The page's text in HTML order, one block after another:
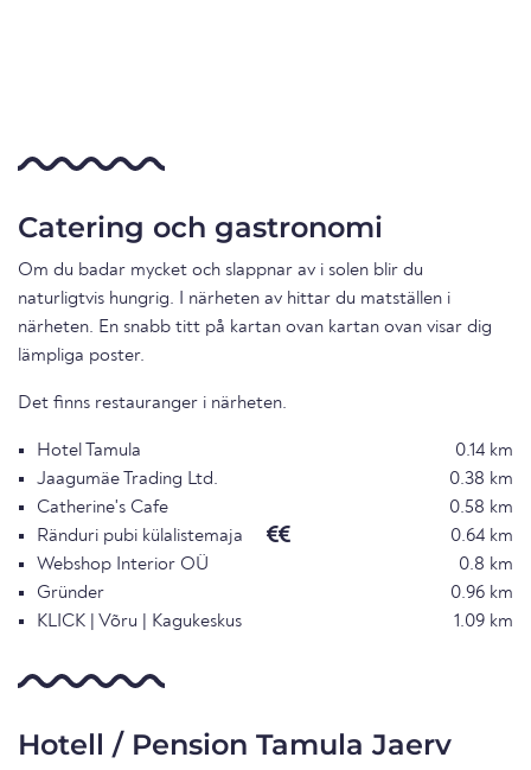
Catering och gastronomi
Om du badar mycket och slappnar av i solen blir du
naturligtvis hungrig. I närheten av hittar du matställen i
närheten. En snabb titt på kartan ovan kartan ovan visar dig
lämpliga poster.
Det finns restauranger i närheten.
Hotel Tamula
0.14 km
Jaagumäe Trading Ltd.
0.38 km
Catherine's Cafe
0.58 km
Ränduri pubi külalistemaja
0.64 km
Webshop Interior OÜ
0.8 km
Gründer
0.96 km
KLICK | Võru | Kagukeskus
1.09 km
Hotell / Pension Tamula Jaerv